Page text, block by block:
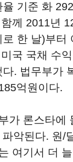
기준 화
께 2011년
한 날)부터
국 국채 수
. 법무부가
억원이다.
가 론스타에
악된다. 원/
여기서 더